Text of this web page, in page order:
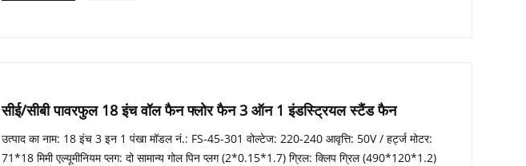
सीई/सीबी पावरफुल 18 इंच वॉल फैन फ्लोर फैन 3 ऑन 1 इंडस्ट्रियल स्टैंड फैन
उत्पाद का नाम: 18 इंच 3 इन 1 पंखा मॉडल नं.: FS-45-301 वोल्टेज: 220-240 आवृत्ति: 50V / हर्ट्ज मोटर:
71*18 मिमी एल्यूमीनियम प्लग: दो सामान्य गोल पिन प्लग (2*0.15*1.7) ग्रिल: क्लिप ग्रिल (490*120*1.2)